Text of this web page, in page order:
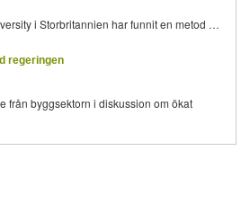
i Storbritannien har funnit en metod …
regeringen
från byggsektorn i diskussion om ökat